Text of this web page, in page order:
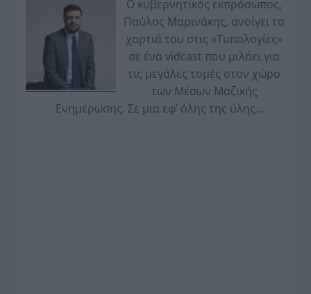
Ο κυβερνητικός εκπρόσωπος,
Παύλος Μαρινάκης, ανοίγει τα
χαρτιά του στις «Τυπολογίες»
σε ένα vidcast που μιλάει για
τις μεγάλες τομές στον χώρο
των Μέσων Μαζικής
Ενημέρωσης. Σε μια εφ’ όλης της ύλης